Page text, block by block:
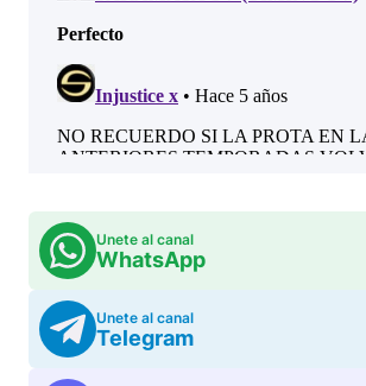
Unete al canal
WhatsApp
Unete al canal
Telegram